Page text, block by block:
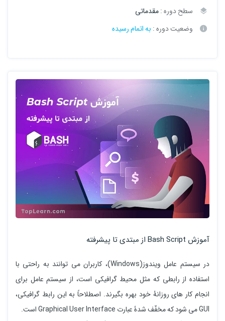
سطح دوره :مقدماتی
وضعیت دوره : به اتمام رسیده
آموزش Bash Script از مبتدی تا پیشرفته
در سیستم عامل ویندوز(Windows)، کاربران می توانند به راحتی با
استفاده از رابطی که مثل محیط گرافیکی است، از سیستم عامل برای
انجام کار های روزانۀ خود بهره بگیرند. اصطلاحاً به این رابط گرافیکی،
GUI می شود که مخفّف شدۀ عبارت Graphical User Interface است.